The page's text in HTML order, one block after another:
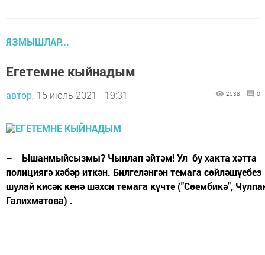
ЯЗМЫШЛАР...
Егетемне кыйнадым
автор, 15 июль 2021 - 19:31 2538 0
– Ышанмыйсызмы? Чынлап әйтәм! Ул бу хакта хәтта
полициягә хәбәр иткән. Билгеләнгән темага сөйләшүебез
шулай кисәк кенә шәхси темага күчте ("Сөембикә",
Галихмәтова) .